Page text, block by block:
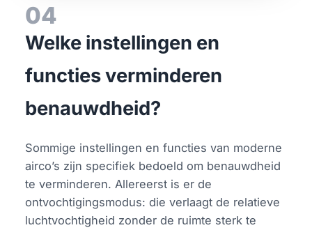
04
Welke instellingen en
functies verminderen
benauwdheid?
Sommige instellingen en functies van moderne
airco’s zijn specifiek bedoeld om benauwdheid
te verminderen. Allereerst is er de
ontvochtigingsmodus: die verlaagt de relatieve
luchtvochtigheid zonder de ruimte sterk te